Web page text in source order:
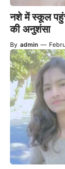
नशे में स्कूल
की अनुशंसा
By admin —